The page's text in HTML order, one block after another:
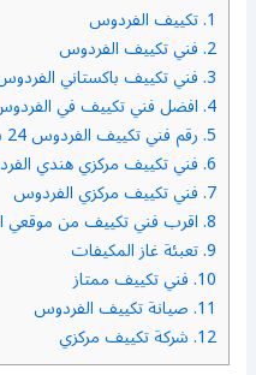
1. تكييف الفردوس
2. فني تكييف الفردوس
3. فني تكييف باكستاني
4. افضل فني تكييف في
5. رقم فني تكييف الفردوس 24 ساعه
6. فني تكييف مركزي هندي
7. فني تكييف مركزي الفردوس
8. اقرب فني تكييف من موقعي
9. تعبئة غاز المكيفات
10. فني تكييف ممتاز
11. صيانة تكييف الفردوس
12. شركة تكييف مركزي